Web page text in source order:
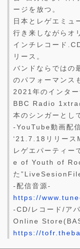
ージを放つ。
日本とレゲエミュ
行き来しながらオ
インチレコード
リース。
バンドならではの
のパフォーマンス
2021年のインタ
BBC Radio 1xtra
本のシンガーとし
-YouTube動画配
‘21.7.18リリース
レゲエパーティ
e of Youth of
た
-配信音源-
https://
-CD/レコード/ア
Online
https://